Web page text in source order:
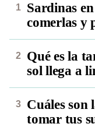
Sardinas
comerlas y
Qué es la
sol llega a
Cuáles son
tomar tus